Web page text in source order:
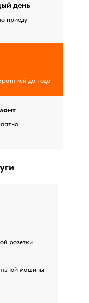
день
приеду
до года
розетки
машины